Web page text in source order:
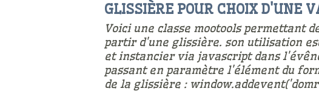
GLISSIÈRE POUR CHOIX D'UNE
Voici une classe mootools permettant
partir d'une glissière. son utilisation
et instancier via javascript dans
passant en paramètre l'élément du
de la glissière :